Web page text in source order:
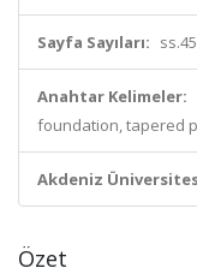
Sayfa Sayıları:
Anahtar Kelimeler:
foundation, tapered
Akdeniz
Özet